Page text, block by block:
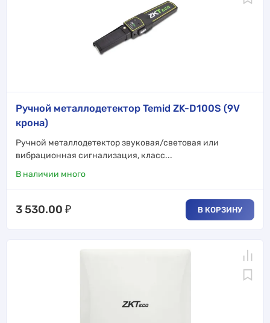
Ручной металлодетектор Temid ZK-D100S (9V
крона)
Ручной металлодетектор звуковая/световая или
вибрационная сигнализация, класс...
В наличии много
3 530.00 ₽ В КОРЗИНУ